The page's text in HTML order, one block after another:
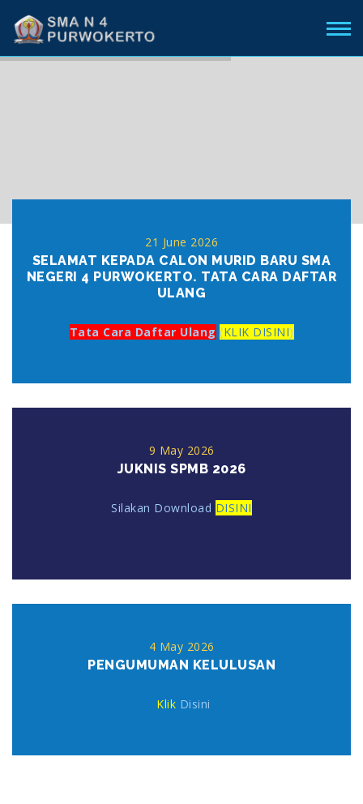
21 June 2026
SELAMAT KEPADA CALON MURID BARU SMA
NEGERI 4 PURWOKERTO. TATA CARA DAFTAR
ULANG
Tata Cara Daftar Ulang (KLIK DISINI)
9 May 2026
JUKNIS SPMB 2026
Silakan Download DISINI
4 May 2026
PENGUMUMAN KELULUSAN
Klik Disini